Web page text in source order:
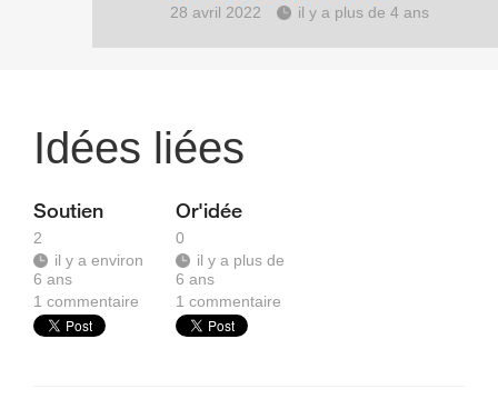
28 avril 2022
il y a plus de 4 ans
Idées liées
Soutien
2
il y a environ
6 ans
1 commentaire
Or'idée
0
il y a plus de
6 ans
1commentaire